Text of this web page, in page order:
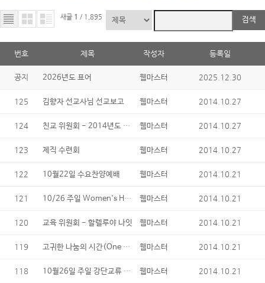
새글 1 / 1,895 검색
번호 제목 작성자 등록일
공지 2026년도 표어 웹마스터 2025.12.30
125 김향자 선교사님 선교보고 웹마스터 2014.10.27
124 친교 위원회 - 2014년도 새가족 3기 안내 및 추수감사주일 세례 웹마스터 2014.10.27
123 제직 수련회 웹마스터 2014.10.27
122 10월22일 수요찬양예배 웹마스터 2014.10.21
121 10/26 주일 Women's Homeless Shelter 방문 웹마스터 2014.10.21
120 교육 위원회 - 할렐루야 나잇 웹마스터 2014.10.21
119 고귀한 나눔의 시간(One Great Hour of Sharing)에 대한 감사의 말씀 웹마스터 2014.10.21
118 10월26일 주일 강단교류 ( KM & EM ) 웹마스터 2014.10.21